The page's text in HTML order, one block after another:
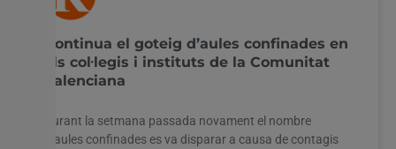
Continua el goteig d’aules confinades en
els col·legis i instituts de la Comunitat
Valenciana
Durant la setmana passada novament el nombre
d’aules confinades es va disparar a causa de contagis